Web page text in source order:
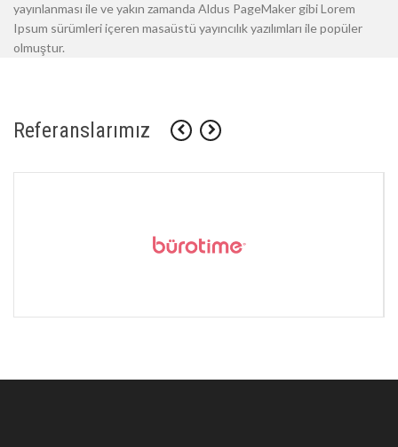
yayınlanması ile ve yakın zamanda Aldus PageMaker gibi Lorem
Ipsum sürümleri içeren masaüstü yayıncılık yazılımları ile popüler
olmuştur.
Referanslarımız